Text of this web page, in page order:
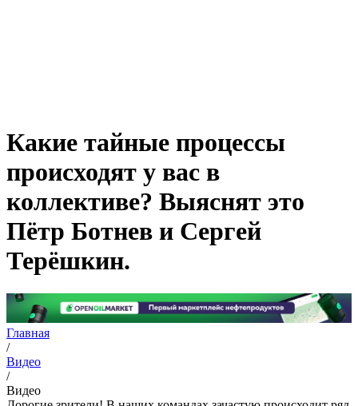
Какие тайные процессы
происходят у вас в
коллективе? Выяснят это
Пётр Ботнев и Сергей
Терёшкин.
Главная
/
Видео
/
Видео